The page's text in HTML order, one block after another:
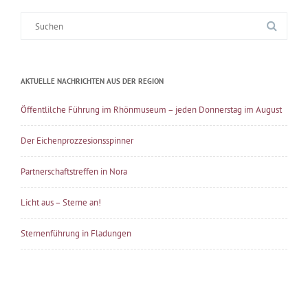
AKTUELLE NACHRICHTEN AUS DER REGION
Öffentlilche Führung im Rhönmuseum – jeden Donnerstag im August
Der Eichenprozzesionsspinner
Partnerschaftstreffen in Nora
Licht aus – Sterne an!
Sternenführung in Fladungen